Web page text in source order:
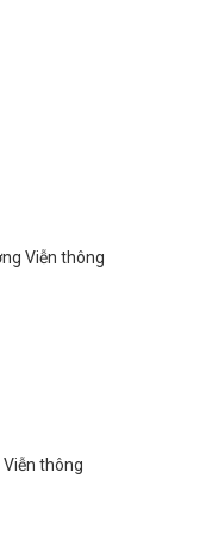
Viễn thông
thông